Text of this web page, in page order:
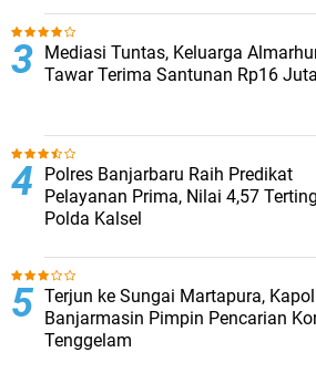
Mediasi Tuntas, Keluarga
Tawar Terima Santunan Rp16 Juta
Polres Banjarbaru Raih Predikat
Pelayanan Prima, Nilai 4,57
Polda Kalsel
Terjun ke Sungai Martapura,
Banjarmasin Pimpin Pencarian
Tenggelam